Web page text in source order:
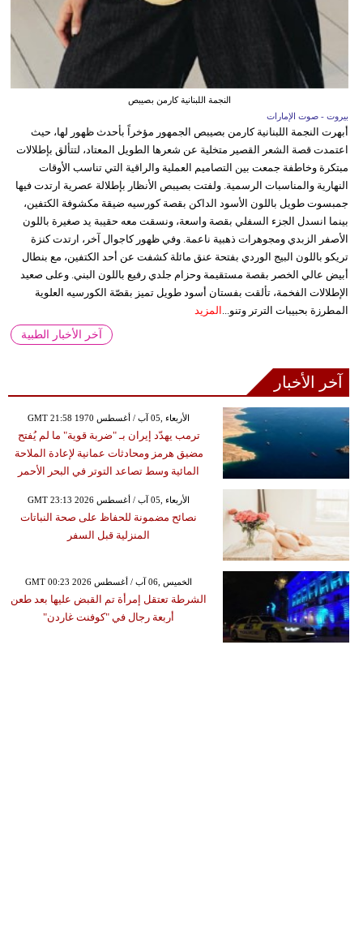
النجمة اللبنانية كارمن بصيبص
بيروت - صوت الإمارات
أبهرت النجمة اللبنانية كارمن بصيبص الجمهور مؤخراً بأحدث ظهور لها، حيث
اعتمدت قصة الشعر القصير متخلية عن شعرها الطويل المعتاد، لتتألق بإطلالات
مبتكرة وخاطفة جمعت بين التصاميم العملية والراقية التي تناسب الأوقات
النهارية والمناسبات الرسمية. ولفتت بصيبص الأنظار بإطلالة عصرية ارتدت فيها
جمبسوت طويل باللون الأسود الداكن بقصة كورسيه ضيقة مكشوفة الكتفين،
بينما انسدل الجزء السفلي بقصة واسعة، ونسقت معه حقيبة يد صغيرة باللون
الأصفر الزبدي ومجوهرات ذهبية ناعمة. وفي ظهور كاجوال آخر، ارتدت كنزة
تريكو باللون البيج الوردي بفتحة عنق مائلة كشفت عن أحد الكتفين، مع بنطال
أبيض عالي الخصر بقصة مستقيمة وحزام جلدي رفيع باللون البني. وعلى صعيد
الإطلالات الفخمة، تألقت بفستان أسود طويل تميز بقصّة الكورسيه العلوية
المطرزة بحبيبات الترتر وتنو...
المزيد
آخر الأخبار الطبية
آخر الأخبار
GMT 21:58 1970 الأربعاء ,05 آب / أغسطس
ترمب يهدّد إيران بـ "ضربة قوية" ما لم يُفتح
مضيق هرمز ومحادثات عمانية لإعادة الملاحة
المائية وسط تصاعد التوتر في البحر الأحمر
GMT 23:13 2026 الأربعاء ,05 آب / أغسطس
نصائح مضمونة للحفاظ على صحة النباتات
المنزلية قبل السفر
GMT 00:23 2026 الخميس ,06 آب / أغسطس
الشرطة تعتقل إمرأة تم القبض عليها بعد طعن
أربعة رجال في "كوفنت غاردن"